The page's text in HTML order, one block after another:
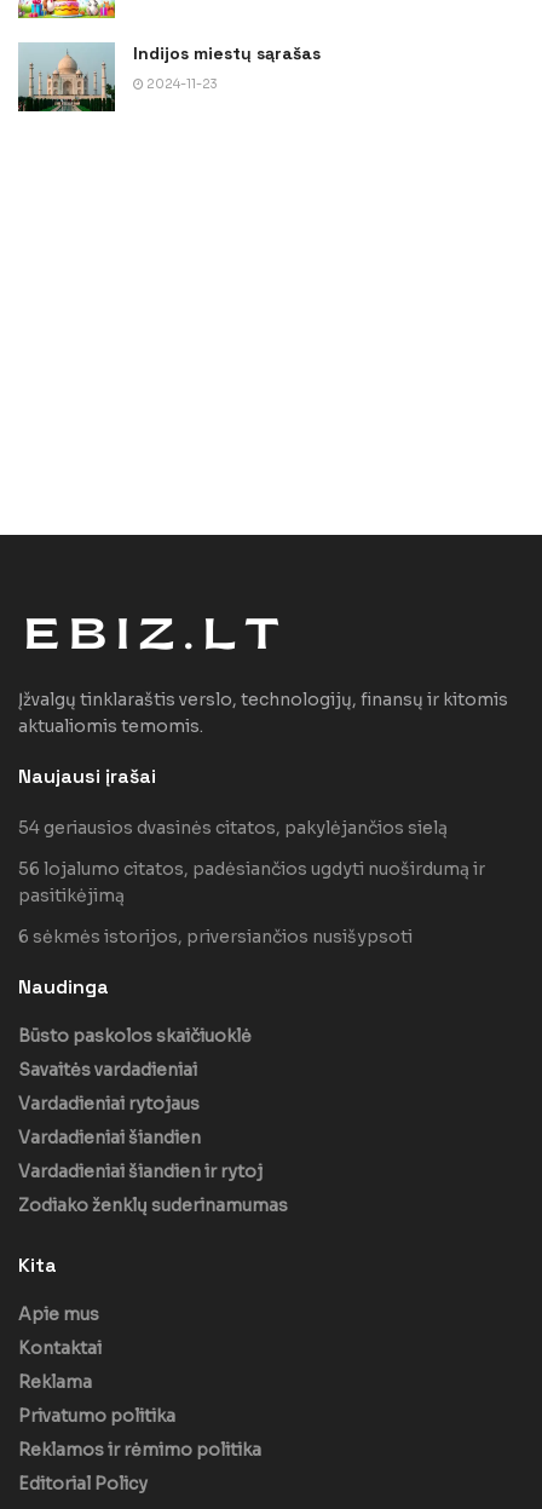
Indijos miestų sąrašas
2024-11-23
Įžvalgų tinklaraštis verslo, technologijų, finansų ir kitomis
aktualiomis temomis.
Naujausi įrašai
54 geriausios dvasinės citatos, pakylėjančios sielą
56 lojalumo citatos, padėsiančios ugdyti nuoširdumą ir
pasitikėjimą
6 sėkmės istorijos, priversiančios nusišypsoti
Naudinga
Būsto paskolos skaičiuoklė
Savaitės vardadieniai
Vardadieniai rytojaus
Vardadieniai šiandien
Vardadieniai šiandien ir rytoj
Zodiako ženklų suderinamumas
Kita
Apie mus
Kontaktai
Reklama
Privatumo politika
Reklamos ir rėmimo politika
Editorial Policy